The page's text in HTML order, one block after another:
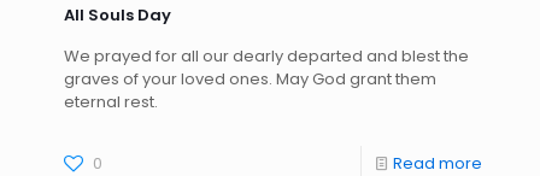
All Souls Day
We prayed for all our dearly departed and blest the
graves of your loved ones. May God grant them
eternal rest.
0 Read more